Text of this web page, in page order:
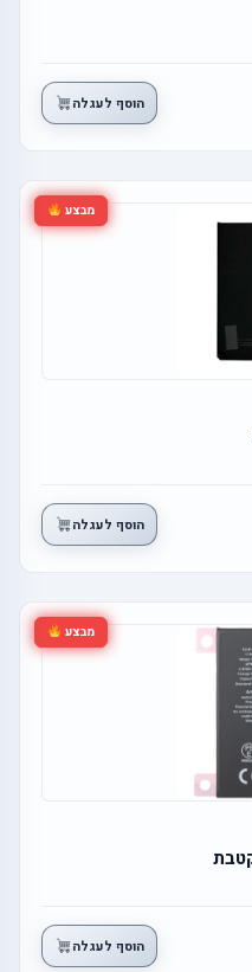
הוסף לעגלה
מבצע
הוסף לעגלה
מבצע
הוסף לעגלה